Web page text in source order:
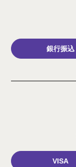
銀行振込
VISA